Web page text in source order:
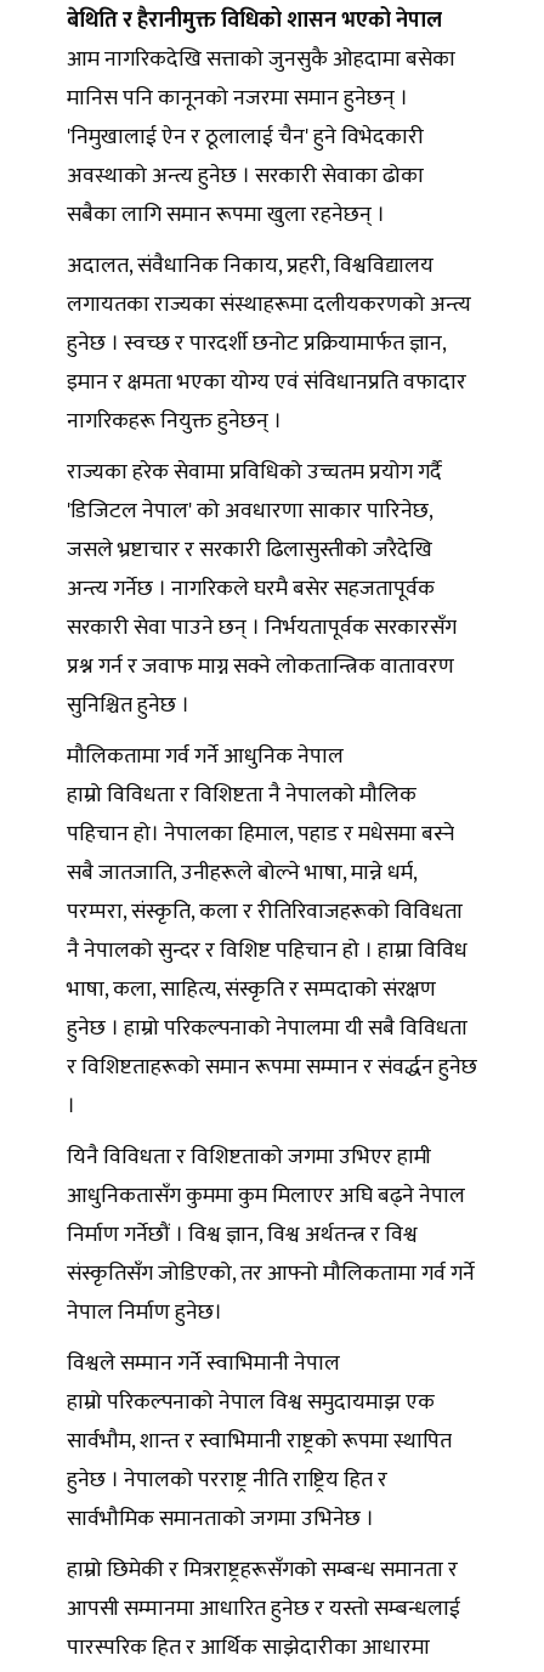
बेथिति र हैरानीमुक्त विधिको शासन भएको नेपाल
आम नागरिकदेखि सत्ताको जुनसुकै ओहदामा बसेका
मानिस पनि कानूनको नजरमा समान हुनेछन् ।
'निमुखालाई ऐन र ठूलालाई चैन' हुने विभेदकारी
अवस्थाको अन्त्य हुनेछ । सरकारी सेवाका ढोका
सबैका लागि समान रूपमा खुला रहनेछन् ।
अदालत, संवैधानिक निकाय, प्रहरी, विश्वविद्यालय
लगायतका राज्यका संस्थाहरूमा दल‍ीयकरणको अन्त्य
हुनेछ । स्वच्छ र पारदर्शी छनोट प्रक्रियामार्फत ज्ञान,
इमान र क्षमता भएका योग्य एवं संविधानप्रति वफादार
नागरिकहरू नियुक्त हुनेछन् ।
राज्यका हरेक सेवामा प्रविधिको उच्चतम प्रयोग गर्दै
'डिजिटल नेपाल' को अवधारणा साकार पारिनेछ,
जसले भ्रष्टाचार र सरकारी ढिलासुस्तीको जरैदेखि
अन्त्य गर्नेछ । नागरिकले घरमै बसेर सहजतापूर्वक
सरकारी सेवा पाउने छन् । निर्भयतापूर्वक सरकारसँग
प्रश्न गर्न र जवाफ माग्न सक्ने लोकतान्त्रिक वातावरण
सुनिश्चित हुनेछ ।
मौलिकतामा गर्व गर्ने आधुनिक नेपाल
हाम्रो विविधता र विशिष्टता नै नेपालको मौलिक
पहिचान हो। नेपालका हिमाल, पहाड र मधेसमा बस्ने
सबै जातजाति, उनीहरूले बोल्ने भाषा, मान्ने धर्म,
परम्परा, संस्कृति, कला र रीतिरिवाजहरूको विविधता
नै नेपालको सुन्दर र विशिष्ट पहिचान हो । हाम्रा विविध
भाषा, कला, साहित्य, संस्कृति र सम्पदाको संरक्षण
हुनेछ । हाम्रो परिकल्पनाको नेपालमा यी सबै विविधता
र विशिष्टताहरूको समान रूपमा सम्मान र संवर्द्धन हुनेछ
।
यिनै विविधता र विशिष्टताको जगमा उभिएर हामी
आधुनिकतासँग कुममा कुम मिलाएर अघि बढ्ने नेपाल
निर्माण गर्नेछौं । विश्व ज्ञान, विश्व अर्थतन्त्र र विश्व
संस्कृतिसँग जोडिएको, तर आफ्नो मौलिकतामा गर्व गर्ने
नेपाल निर्माण हुनेछ।
विश्वले सम्मान गर्ने स्वाभिमानी नेपाल
हाम्रो परिकल्पनाको नेपाल विश्व समुदायमाझ एक
सार्वभौम, शान्त र स्वाभिमानी राष्ट्रको रूपमा स्थापित
हुनेछ । नेपालको परराष्ट्र नीति राष्ट्रिय हित र
सार्वभौमिक समानताको जगमा उभिनेछ ।
हाम्रो छिमेकी र मित्रराष्ट्रहरूसँगको सम्बन्ध समानता र
आपसी सम्मानमा आधारित हुनेछ र यस्तो सम्बन्धलाई
पारस्परिक हित र आर्थिक साझेदारीका आधारमा